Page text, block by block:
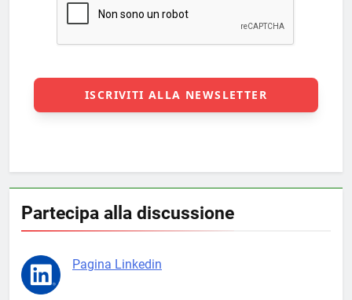
Partecipa alla discussione
Pagina Linkedin